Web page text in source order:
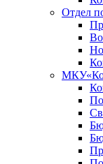
Отдел